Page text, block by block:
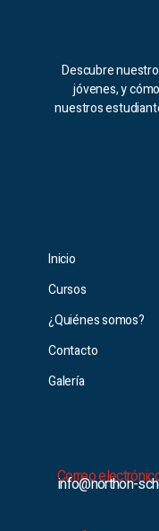
Descubre
jóvenes, y
nuestros
Inicio
Cursos
¿Quiénes somos?
Contacto
Galería
Correo
info@northon-